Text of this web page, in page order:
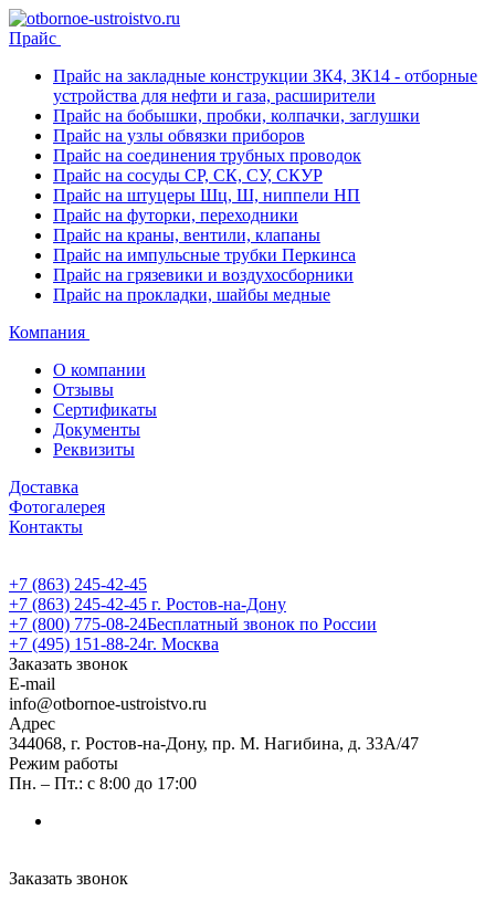
Прайс
Прайс на закладные конструкции ЗК4, ЗК14 - отборные
устройства для нефти и газа, расширители
Прайс на бобышки, пробки, колпачки, заглушки
Прайс на узлы обвязки приборов
Прайс на соединения трубных проводок
Прайс на сосуды СР, СК, СУ, СКУР
Прайс на штуцеры Шц, Ш, ниппели НП
Прайс на футорки, переходники
Прайс на краны, вентили, клапаны
Прайс на импульсные трубки Перкинса
Прайс на грязевики и воздухосборники
Прайс на прокладки, шайбы медные
Компания
О компании
Отзывы
Сертификаты
Документы
Реквизиты
Доставка
Фотогалерея
Контакты
+7 (863) 245-42-45
+7 (863) 245-42-45 г. Ростов-на-Дону
+7 (800) 775-08-24Бесплатный звонок по России
+7 (495) 151-88-24г. Москва
Заказать звонок
E-mail
info@otbornoe-ustroistvo.ru
Адрес
344068, г. Ростов-на-Дону, пр. М. Нагибина, д. 33А/47
Режим работы
Пн. – Пт.: с 8:00 до 17:00
Заказать звонок